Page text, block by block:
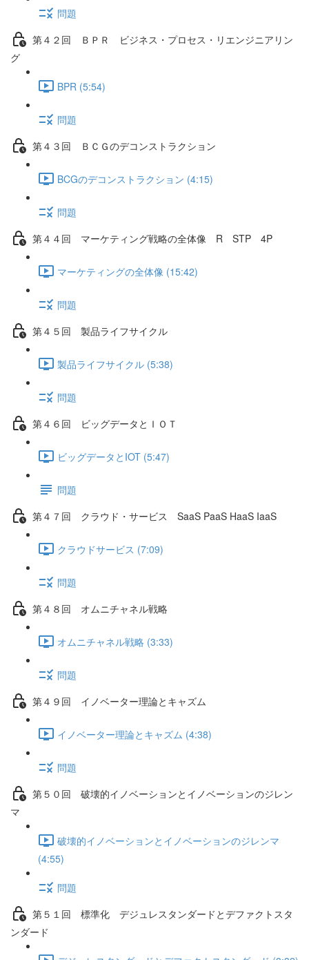
問題
第４２回 ＢＰＲ ビジネス・プロセス・リエンジニアリン
グ
BPR (5:54)
問題
第４３回 ＢＣＧのデコンストラクション
BCGのデコンストラクション (4:15)
問題
第４４回 マーケティング戦略の全体像 R STP 4P
マーケティングの全体像 (15:42)
問題
第４５回 製品ライフサイクル
製品ライフサイクル (5:38)
問題
第４６回 ビッグデータとＩＯＴ
ビッグデータとIOT (5:47)
問題
第４７回 クラウド・サービス SaaS PaaS HaaS IaaS
クラウドサービス (7:09)
問題
第４８回 オムニチャネル戦略
オムニチャネル戦略 (3:33)
問題
第４９回 イノベーター理論とキャズム
イノベーター理論とキャズム (4:38)
問題
第５０回 破壊的イノベーションとイノベーションのジレン
マ
破壊的イノベーションとイノベーションのジレンマ
(4:55)
問題
第５１回 標準化 デジュレスタンダードとデファクトスタ
ンダード